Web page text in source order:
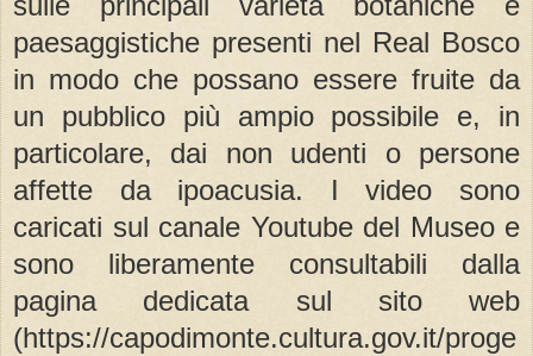
paesaggistiche presenti nel Real Bosco
in modo che possano essere fruite da
un pubblico più ampio possibile e, in
particolare, dai non udenti o persone
affette da ipoacusia. I video sono
caricati sul canale Youtube del Museo e
sono liberamente consultabili dalla
pagina dedicata sul sito web
(https://capodimonte.cultura.gov.it/proge